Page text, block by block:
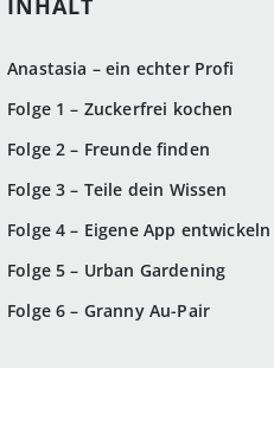
Anastasia – ein echter Profi
Folge 1 – Zuckerfrei kochen
Folge 2 – Freunde finden
Folge 3 – Teile dein Wissen
Folge 4 – Eigene App entwickeln
Folge 5 – Urban Gardening
Folge 6 – Granny Au-Pair